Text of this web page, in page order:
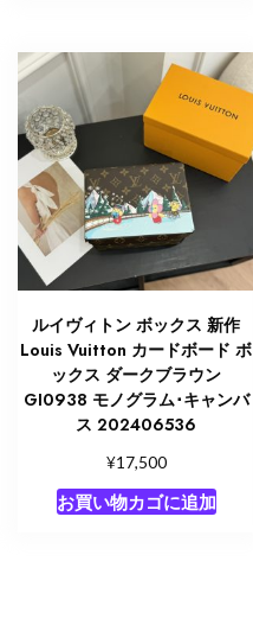
ルイヴィトン ボックス 新作
Louis Vuitton カードボード ボ
ックス ダークブラウン
GI0938 モノグラム･キャンバ
ス 202406536
¥17,500
お買い物カゴに追加